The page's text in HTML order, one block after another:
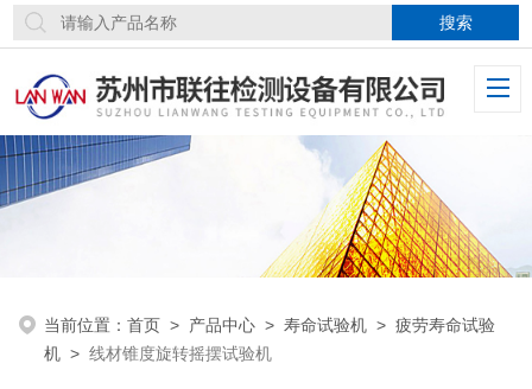
当前位置：首页 > 产品中心 >寿命试验机 >疲劳寿命试验
机 >线材锥度旋转摇摆试验机